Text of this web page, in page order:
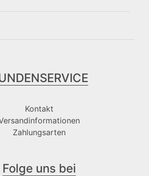
Kontakt
Zahlungsarten
Folge uns bei